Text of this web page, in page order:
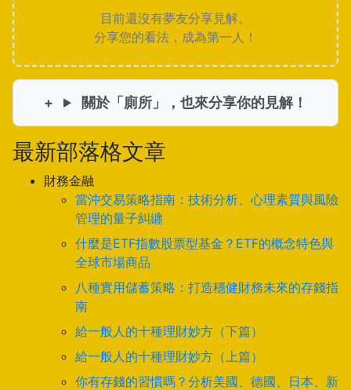
目前還沒有夢友分享見解。
分享您的看法，成為第一人！
關於「廁所」，也來分享你的見解！
最新部落格文章
財務金融
當沖交易策略指南：技術分析、心理素質與風險
管理的量子糾纏
什麼是ETF指數股票型基金？ETF的概念特色與
全球市場商品
八種實用儲蓄策略：打造穩健財務未來的存錢指
南
給一般人的十種理財妙方（下篇）
給一般人的十種理財妙方（上篇）
你有存錢的習慣嗎？分析美國、德國、日本、新